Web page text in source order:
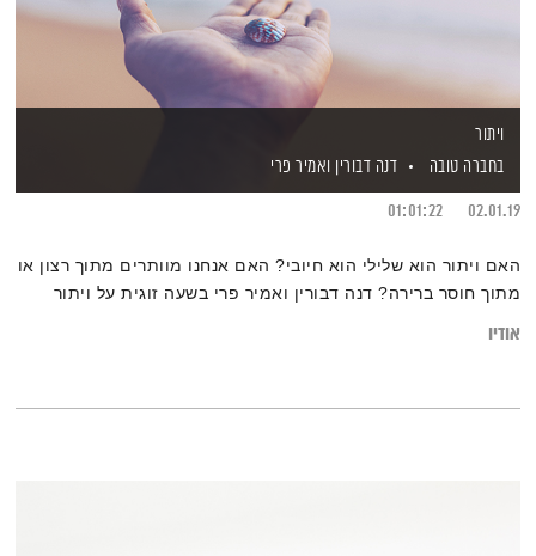
ויתור
בחברה טובה
דנה דבורין ואמיר פרי
02.01.19
01:01:22
האם ויתור הוא שלילי הוא חיובי? האם אנחנו מוותרים מתוך רצון או
מתוך חוסר ברירה? דנה דבורין ואמיר פרי בשעה זוגית על ויתור
אודיו